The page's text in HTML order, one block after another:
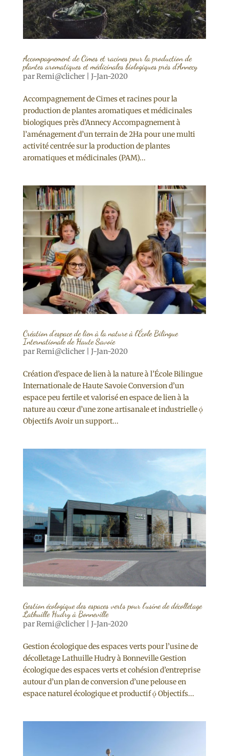
Accompagnement de Cimes et racines pour la production de
plantes aromatiques et médicinales biologiques près d’Annecy
parRemi@clicher| J-Jan-2020
Accompagnement de Cimes et racines pour la
production de plantes aromatiques et médicinales
biologiques près d’Annecy Accompagnement à
l’aménagement d’un terrain de 2Ha pour une multi
activité centrée sur la production de plantes
aromatiques et médicinales (PAM)...
Création d’espace de lien à la nature à l’École Bilingue
Internationale de Haute Savoie
parRemi@clicher| J-Jan-2020
Création d’espace de lien à la nature à l’École Bilingue
Internationale de Haute Savoie Conversion d’un
espace peu fertile et valorisé en espace de lien à la
nature au cœur d’une zone artisanale et industrielle 
Objectifs Avoir un support...
Gestion écologique des espaces verts pour l’usine de décolletage
Lathuille Hudry à Bonneville
parRemi@clicher| J-Jan-2020
Gestion écologique des espaces verts pour l’usine de
décolletage Lathuille Hudry à Bonneville Gestion
écologique des espaces verts et cohésion d’entreprise
autour d’un plan de conversion d’une pelouse en
espace naturel écologique et productif  Objectifs...